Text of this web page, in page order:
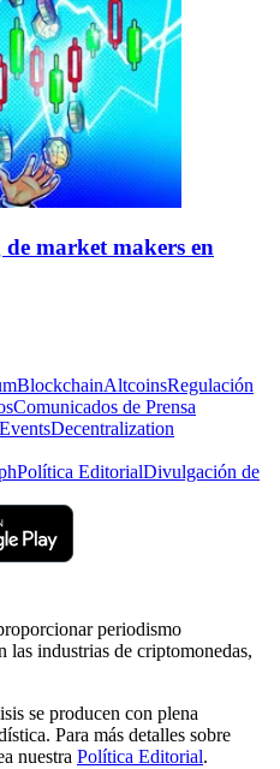
market makers en
BlockchainAltcoinsRegulación
Comunicados de Prensa
EventsDecentralization
Política EditorialDivulgación de
periodismo
las industrias de criptomonedas,
se producen con plena
Para más detalles sobre
nuestra Política Editorial.